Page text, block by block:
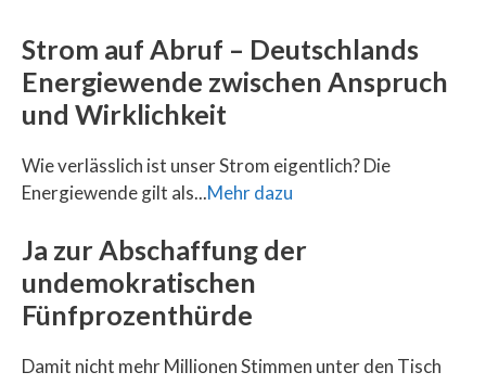
Strom auf Abruf – Deutschlands
Energiewende zwischen Anspruch
und Wirklichkeit
Wie verlässlich ist unser Strom eigentlich? Die
Energiewende gilt als...Mehr dazu
Ja zur Abschaffung der
undemokratischen
Fünfprozenthürde
Damit nicht mehr Millionen Stimmen unter den Tisch